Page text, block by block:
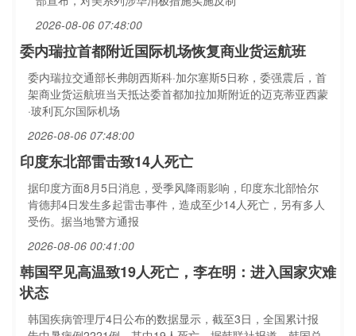
2026-08-06 07:48:00
委内瑞拉首都附近国际机场恢复商业货运航班
委内瑞拉交通部长弗朗西斯科·加尔塞斯5日称，委强震后，首
架商业货运航班当天抵达委首都加拉加斯附近的迈克蒂亚西蒙
·玻利瓦尔国际机场
2026-08-06 07:48:00
印度东北部雷击致14人死亡
据印度方面8月5日消息，受季风降雨影响，印度东北部恰尔
肯德邦4日发生多起雷击事件，造成至少14人死亡，另有多人
受伤。据当地警方通报
2026-08-06 00:41:00
韩国罕见高温致19人死亡，李在明：进入国家灾难
状态
韩国疾病管理厅4日公布的数据显示，截至3日，全国累计报